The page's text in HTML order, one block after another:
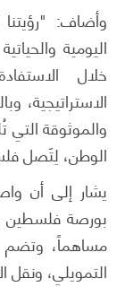
وأضاف:
اليومية
خلال
الاستراتيجية،
والموثوقة
الوطن، لِتَصل
يشار إلى أن
مساهماً، وتضم
التمويلي، ونقل